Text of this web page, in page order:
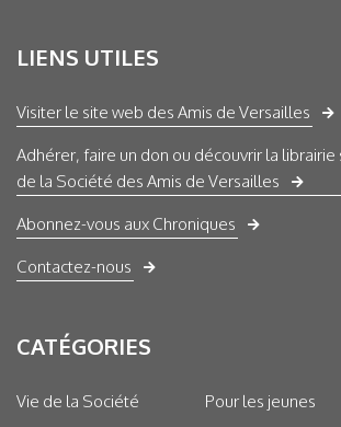
LIENS UTILES
Visiter le site web des Amis de Versailles
Adhérer, faire un don ou découvrir la
de la Société des Amis de Versailles
Abonnez-vous aux Chroniques
Contactez-nous
CATÉGORIES
Vie de la Société
Pour les jeunes